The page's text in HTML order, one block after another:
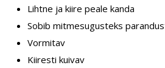
Lihtne ja kiire peale kanda
Sobib mitmesugusteks
Vormitav
Kiiresti kuivav